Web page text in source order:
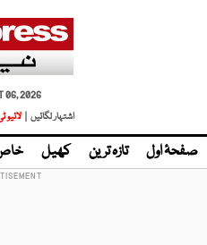
06, 2026
اشتہار لگائیں |
لائیو
صفحۂ اول تازہ ترین کھیل